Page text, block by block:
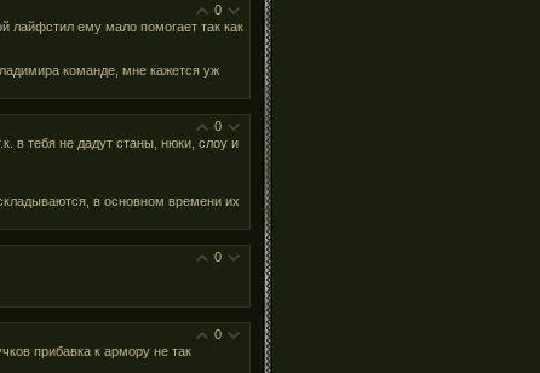
0
лайфстил ему мало помогает так как
команде, мне кажется уж
0
в тебя не дадут станы, нюки, слоу и
в основном времени их
0
0
прибавка к армору не так